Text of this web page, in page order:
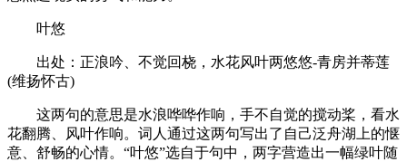
叶悠
出处：正浪吟、不觉回桡，水花风叶两悠悠-青房并蒂莲
(维扬怀古)
这两句的意思是水浪哗哗作响，手不自觉的搅动桨，看水
花翻腾、风叶作响。词人通过这两句写出了自己泛舟湖上的惬
意、舒畅的心情。“叶悠”选自于句中，两字营造出一幅绿叶随